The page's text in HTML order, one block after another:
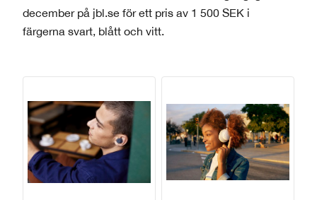
december på jbl.se för ett pris av 1 500 SEK i
färgerna svart, blått och vitt.